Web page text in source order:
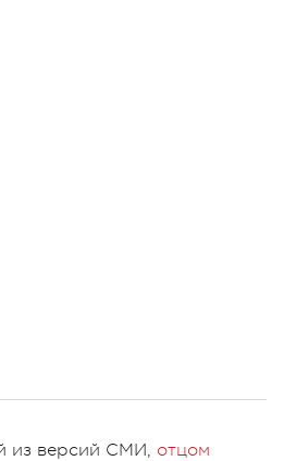
из версий СМИ, отцом